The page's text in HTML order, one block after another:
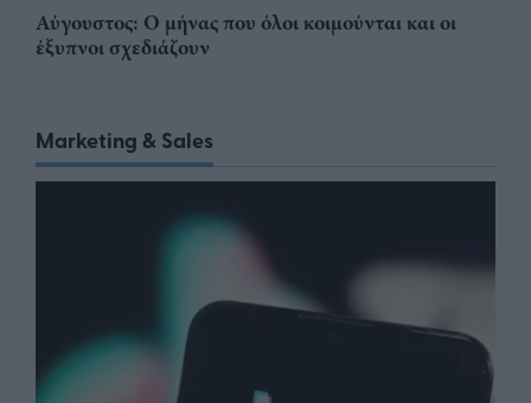
Αύγουστος: Ο μήνας που όλοι κοιμούνται και οι
έξυπνοι σχεδιάζουν
Marketing & Sales